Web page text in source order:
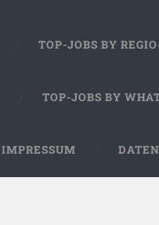
TOP-JOBS BY
TOP-JOBS BY
IMPRESSUM